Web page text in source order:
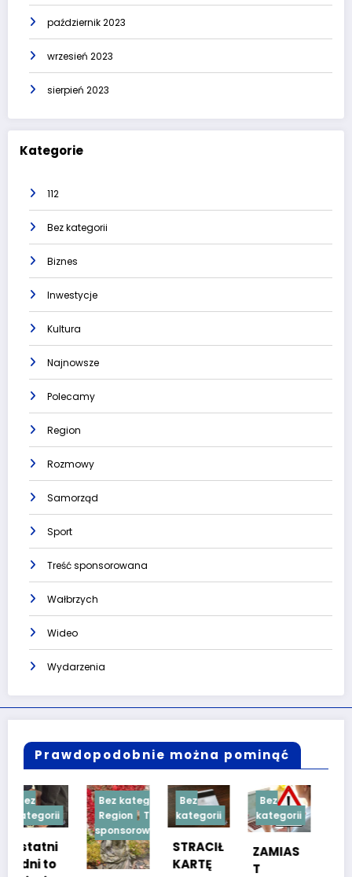
październik 2023
wrzesień 2023
sierpień 2023
Kategorie
112
Bez kategorii
Biznes
Inwestycje
Kultura
Najnowsze
Polecamy
Region
Rozmowy
Samorząd
Sport
Treść sponsorowana
Wałbrzych
Wideo
Wydarzenia
Prawdopodobnie można pominąć
Bez kategorii
Region
Treść
sponsorowana
Bez
kategorii
STRACIŁ
KARTĘ
Bez
kategorii
ZAMIAS
T
Bez
kategorii
TESTY